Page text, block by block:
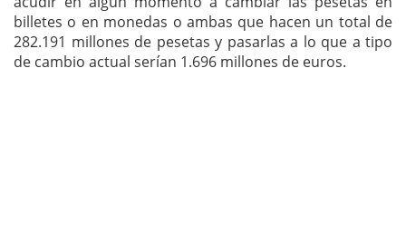
billetes o en monedas o ambas que hacen un total de
282.191 millones de pesetas y pasarlas a lo que a tipo
de cambio actual serían 1.696 millones de euros.